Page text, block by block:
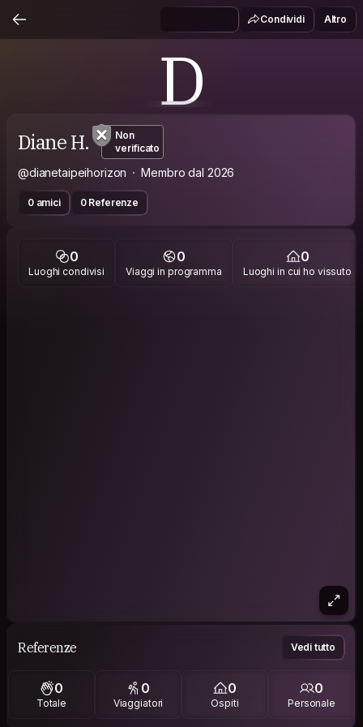
Condividi Altro
D
Diane H.
Non
verificato
@dianetaipeihorizon Membro dal 2026
0 amici 0 Referenze
0
Luoghi condivisi
0
Viaggi in programma
0
Luoghi in cui ho vissuto
Referenze Vedi tutto
0
Totale
0
Viaggiatori
0
Ospiti
0
Personale